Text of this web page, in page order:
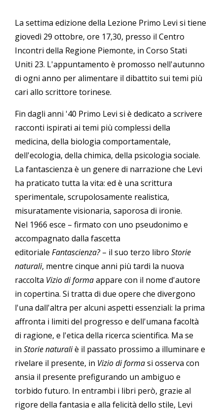
La settima edizione della Lezione Primo Levi si tiene
giovedì 29 ottobre, ore 17,30, presso il Centro
Incontri della Regione Piemonte, in Corso Stati
Uniti 23. L'appuntamento è promosso nell'autunno
di ogni anno per alimentare il dibattito sui temi più
cari allo scrittore torinese.
Fin dagli anni '40 Primo Levi si è dedicato a scrivere
racconti ispirati ai temi più complessi della
medicina, della biologia comportamentale,
dell'ecologia, della chimica, della psicologia sociale.
La fantascienza è un genere di narrazione che Levi
ha praticato tutta la vita: ed è una scrittura
sperimentale, scrupolosamente realistica,
misuratamente visionaria, saporosa di ironie.
Nel 1966 esce – firmato con uno pseudonimo e
accompagnato dalla fascetta
editoriale Fantascienza?– il suo terzo libro Storie
naturali, mentre cinque anni più tardi la nuova
raccolta Vizio di formaappare con il nome d'autore
in copertina. Si tratta di due opere che divergono
l'una dall'altra per alcuni aspetti essenziali: la prima
affronta i limiti del progresso e dell'umana facoltà
di ragione, e l'etica della ricerca scientifica. Ma se
in Storie naturaliè il passato prossimo a illuminare e
rivelare il presente, in Vizio di formasi osserva con
ansia il presente prefigurando un ambiguo e
torbido futuro. In entrambi i libri però, grazie al
rigore della fantasia e alla felicità dello stile, Levi